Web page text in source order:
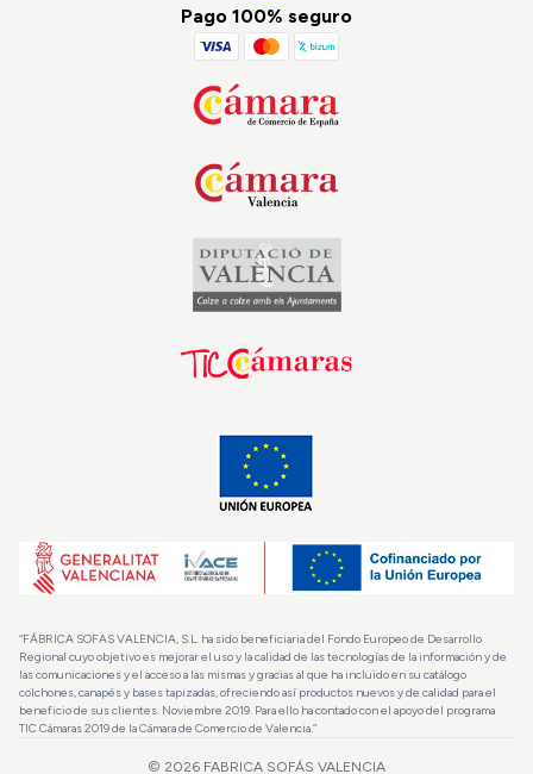
Pago 100% seguro
“FÁBRICA SOFAS VALENCIA, S.L. ha sido beneficiaria del Fondo Europeo de Desarrollo
Regional cuyo objetivo es mejorar el uso y la calidad de las tecnologías de la información y de
las comunicaciones y el acceso a las mismas y gracias al que ha incluido en su catálogo
colchones, canapés y bases tapizadas, ofreciendo así productos nuevos y de calidad para el
beneficio de sus clientes. Noviembre 2019. Para ello ha contado con el apoyo del programa
TIC Cámaras 2019 de la Cámara de Comercio de Valencia.”
© 2026 FABRICA SOFÁS VALENCIA